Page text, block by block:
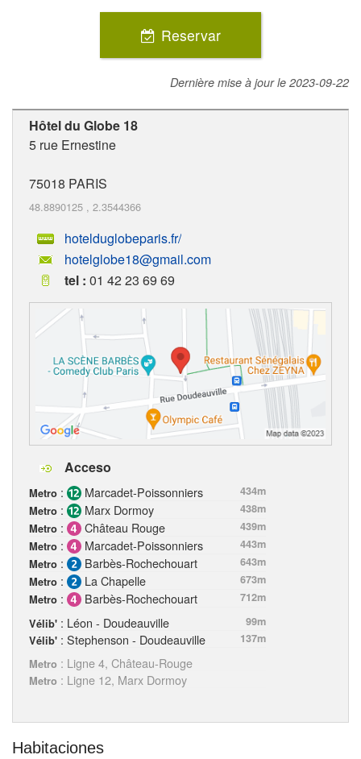
Reservar
Dernière mise à jour le 2023-09-22
Hôtel du Globe 18
5 rue Ernestine
75018 PARIS
48.8890125 , 2.3544366
hotelduglobeparis.fr/
hotelglobe18@gmail.com
tel : 01 42 23 69 69
Acceso
Metro : Marcadet-Poissonniers
434m
Metro : Marx Dormoy
438m
Metro : Château Rouge
439m
Metro : Marcadet-Poissonniers
443m
Metro : Barbès-Rochechouart
643m
Metro : La Chapelle
673m
Metro : Barbès-Rochechouart
712m
Vélib' : Léon - Doudeauville
99m
Vélib' : Stephenson - Doudeauville
137m
Metro : Ligne 4, Château-Rouge
Metro : Ligne 12, Marx Dormoy
Habitaciones